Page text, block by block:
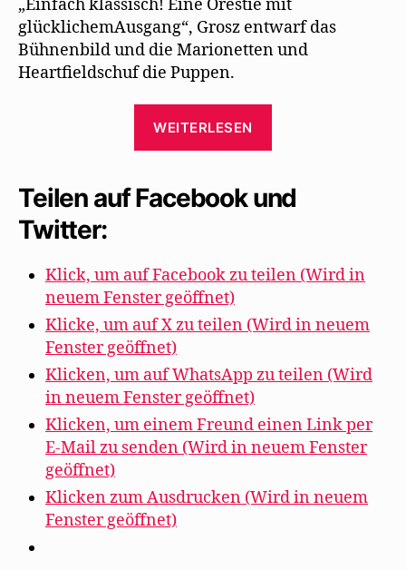
„Einfach klassisch! Eine Orestie mit
glücklichemAusgang“, Grosz entwarf das
Bühnenbild und die Marionetten und
Heartfieldschuf die Puppen.
WEITERLESEN
John
Heartfield
für
Mehring
Teilen auf Facebook und
Twitter:
Klick, um auf Facebook zu teilen (Wird in
neuem Fenster geöffnet)
Klicke, um auf X zu teilen (Wird in neuem
Fenster geöffnet)
Klicken, um auf WhatsApp zu teilen (Wird
in neuem Fenster geöffnet)
Klicken, um einem Freund einen Link per
E-Mail zu senden (Wird in neuem Fenster
geöffnet)
Klicken zum Ausdrucken (Wird in neuem
Fenster geöffnet)